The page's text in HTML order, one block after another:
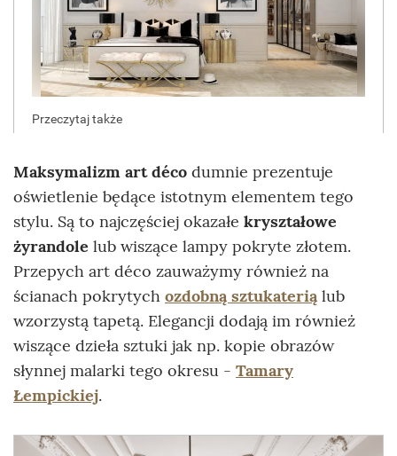
Maksymalizm art déco dumnie prezentuje
oświetlenie będące istotnym elementem tego
stylu. Są to najczęściej okazałe kryształowe
żyrandole lub wiszące lampy pokryte złotem.
Przepych art déco zauważymy również na
ścianach pokrytych ozdobną sztukateriąlub
wzorzystą tapetą. Elegancji dodają im również
wiszące dzieła sztuki jak np. kopie obrazów
słynnej malarki tego okresu - Tamary
Łempickiej.